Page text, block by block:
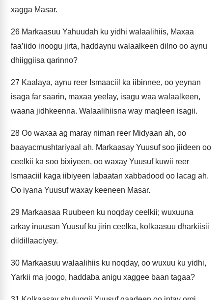
xagga Masar.
26 Markaasuu Yahuudah ku yidhi walaalihiis, Maxaa
faa’iido inoogu jirta, haddaynu walaalkeen dilno oo aynu
dhiiggiisa qarinno?
27 Kaalaya, aynu reer Ismaaciil ka iibinnee, oo yeynan
isaga far saarin, maxaa yeelay, isagu waa walaalkeen,
waana jidhkeenna. Walaalihiisna way maqleen isagii.
28 Oo waxaa ag maray niman reer Midyaan ah, oo
baayacmushtariyaal ah. Markaasay Yuusuf soo jiideen oo
ceelkii ka soo bixiyeen, oo waxay Yuusuf kuwii reer
Ismaaciil kaga iibiyeen labaatan xabbadood oo lacag ah.
Oo iyana Yuusuf waxay keeneen Masar.
29 Markaasaa Ruubeen ku noqday ceelkii; wuxuuna
arkay inuusan Yuusuf ku jirin ceelka, kolkaasuu dharkiisii
dildillaaciyey.
30 Markaasuu walaalihiis ku noqday, oo wuxuu ku yidhi,
Yarkii ma joogo, haddaba anigu xaggee baan tagaa?